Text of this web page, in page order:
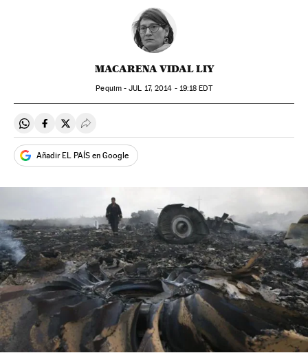
MACARENA VIDAL LIY
Pequim -JUL 17, 2014 - 19:18 EDT
Compartir en Whatsapp
Compartir en Facebook
Compartir en Twitter
Desplegar Redes Sociales
Añadir EL PAÍS en Google